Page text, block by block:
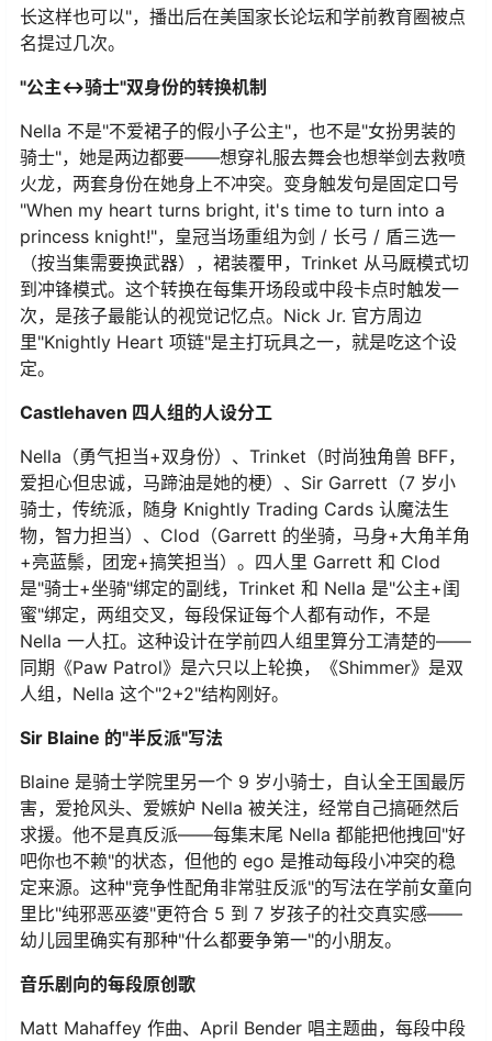
长这样也可以"，播出后在美国家长论坛和学前教育圈被点
名提过几次。
"公主↔骑士"双身份的转换机制
Nella 不是"不爱裙子的假小子公主"，也不是"女扮男装的
骑士"，她是两边都要——想穿礼服去舞会也想举剑去救喷
火龙，两套身份在她身上不冲突。变身触发句是固定口号
"When my heart turns bright, it's time to turn into a
princess knight!"，皇冠当场重组为剑 / 长弓 / 盾三选一
（按当集需要换武器），裙装覆甲，Trinket 从马厩模式切
到冲锋模式。这个转换在每集开场段或中段卡点时触发一
次，是孩子最能认的视觉记忆点。Nick Jr. 官方周边
里"Knightly Heart 项链"是主打玩具之一，就是吃这个设
定。
Castlehaven 四人组的人设分工
Nella（勇气担当+双身份）、Trinket（时尚独角兽 BFF，
爱担心但忠诚，马蹄油是她的梗）、Sir Garrett（7 岁小
骑士，传统派，随身 Knightly Trading Cards 认魔法生
物，智力担当）、Clod（Garrett 的坐骑，马身+大角羊角
+亮蓝鬃，团宠+搞笑担当）。四人里 Garrett 和 Clod
是"骑士+坐骑"绑定的副线，Trinket 和 Nella 是"公主+闺
蜜"绑定，两组交叉，每段保证每个人都有动作，不是
Nella 一人扛。这种设计在学前四人组里算分工清楚的——
同期《Paw Patrol》是六只以上轮换，《Shimmer》是双
人组，Nella 这个"2+2"结构刚好。
Sir Blaine 的"半反派"写法
Blaine 是骑士学院里另一个 9 岁小骑士，自认全王国最厉
害，爱抢风头、爱嫉妒 Nella 被关注，经常自己搞砸然后
求援。他不是真反派——每集末尾 Nella 都能把他拽回"好
吧你也不赖"的状态，但他的 ego 是推动每段小冲突的稳
定来源。这种"竞争性配角非常驻反派"的写法在学前女童向
里比"纯邪恶巫婆"更符合 5 到 7 岁孩子的社交真实感——
幼儿园里确实有那种"什么都要争第一"的小朋友。
音乐剧向的每段原创歌
Matt Mahaffey 作曲、April Bender 唱主题曲，每段中段